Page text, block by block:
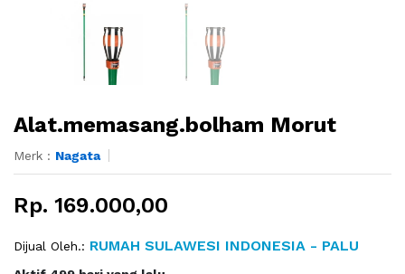
Alat.memasang.bolham Morut
Merk : Nagata
Rp. 169.000,00
Dijual Oleh.: RUMAH SULAWESI INDONESIA - PALU